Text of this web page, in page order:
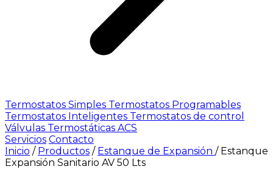
Termostatos Simples Termostatos Programables
Termostatos Inteligentes Termostatos de control
Válvulas Termostáticas ACS
Servicios Contacto
Inicio / Productos / Estanque de Expansión / Estanque
Expansión Sanitario AV 50 Lts